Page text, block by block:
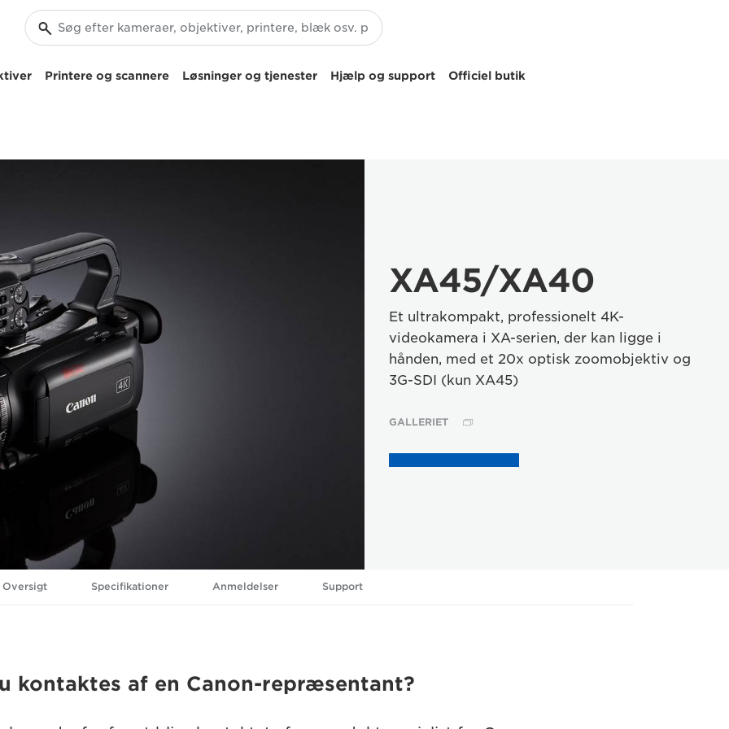
Printere og scannere Løsninger og tjenester Hjælp og support Officiel butik
XA45/XA40
Et ultrakompakt, professionelt 4K-
videokamera i XA-serien, der kan ligge i
hånden, med et 20x optisk zoomobjektiv og
3G-SDI (kun XA45)
GALLERIET
Oversigt Specifikationer Anmeldelser Support
kontaktes af en Canon-repræsentant?